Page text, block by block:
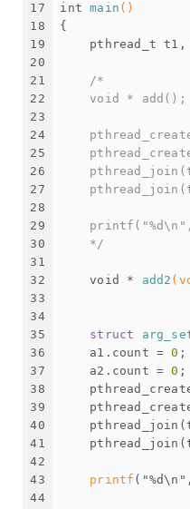
17
18
19
20
21
22
23
24
25
26
27
28
29
30
31
32
33
34
35
36
37
38
39
40
41
42
43
44
int main ()
{
pthread_t t1,
/*
    void * add();
    */
void * add2 (
struct
    a1.count =
0 ;
    a2.count =
0 ;
printf ( "%d\n"